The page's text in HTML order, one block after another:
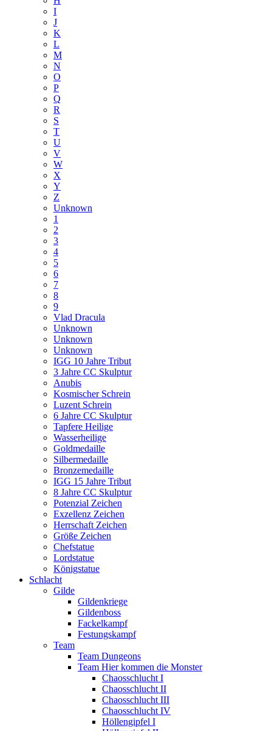
I
J
K
L
M
N
O
P
Q
R
S
T
U
V
W
X
Y
Z
Unknown
1
2
3
4
5
6
7
8
9
Vlad Dracula
Unknown
Unknown
Unknown
IGG 10 Jahre Tribut
3 Jahre CC Skulptur
Anubis
Kosmischer Schrein
Luzent Schrein
6 Jahre CC Skulptur
Tapfere Heilige
Wasserheilige
Goldmedaille
Silbermedaille
Bronzemedaille
IGG 15 Jahre Tribut
8 Jahre CC Skulptur
Potenzial Zeichen
Exzellenz Zeichen
Herrschaft Zeichen
Größe Zeichen
Chefstatue
Lordstatue
Königstatue
Schlacht
Gilde
Gildenkriege
Gildenboss
Fackelkampf
Festungskampf
Team
Team Dungeons
Team Hier kommen die Monster
Chaosschlucht I
Chaosschlucht II
Chaosschlucht III
Chaosschlucht IV
Höllengipfel I